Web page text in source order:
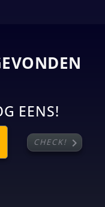
EENS!
CHECK! chevron_right